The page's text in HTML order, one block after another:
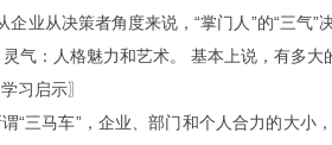
业从决策者角度来说，“掌门人”的“三气”
气：人格魅力和艺术。 基本上说，有多大
习启示〗
“三马车”，企业、部门和个人合力的大小